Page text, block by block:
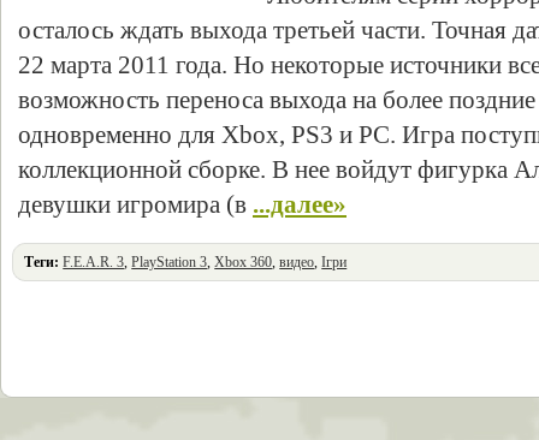
осталось ждать выхода третьей части. Точная
22 марта 2011 года. Но некоторые источники
возможность переноса выхода на более
одновременно для Xbox, PS3 и PC. Игра
коллекционной сборке. В нее войдут фигурка
девушки игромира (в ...далее»
Теги: F.E.A.R. 3,PlayStation 3,Xbox 360,видео,Ігри